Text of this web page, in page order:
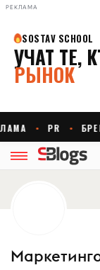
РЕКЛАМА